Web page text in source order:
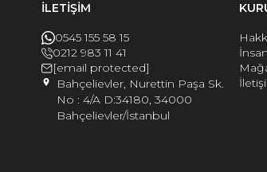
İLETİŞİM
0545 155 58 15
0212 983 11 41
[email protected]
Bahçelievler, Nurettin Paşa Sk.
No : 4/A D:34180, 34000
Bahçelievler/İstanbul